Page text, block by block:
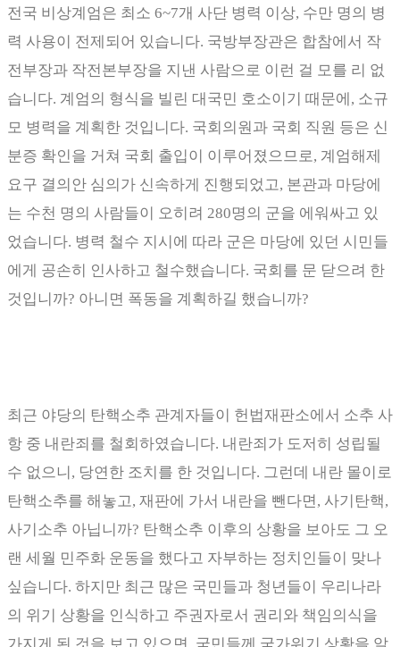
전국 비상계엄은 최소 6~7개 사단 병력 이상, 수만 명의 병
력 사용이 전제되어 있습니다. 국방부장관은 합참에서 작
전부장과 작전본부장을 지낸 사람으로 이런 걸 모를 리 없
습니다. 계엄의 형식을 빌린 대국민 호소이기 때문에 , 소규
모 병력을 계획한 것입니다. 국회의원과 국회 직원 등은 신
분증 확인을 거쳐 국회 출입이 이루어졌으므로, 계엄해제
요구 결의안 심의가 신속하게 진행되었고, 본관과 마당에
는 수천 명의 사람들이 오히려 280명의 군을 에워싸고 있
었습니다. 병력 철수 지시에 따라 군은 마당에 있던 시민들
에게 공손히 인사하고 철수했습니다. 국회를 문 닫으려 한
것입니까? 아니면 폭동을 계획하길 했습니까?
최근 야당의 탄핵소추 관계자들이 헌법재판소에서 소추 사
항 중 내란죄를 철회하였습니다. 내란죄가 도저히 성립될
수 없으니 , 당연한 조치를 한 것입니다. 그런데 내란 몰이로
탄핵소추를 해놓고, 재판에 가서 내란을 뺀다면, 사기탄핵,
사기소추 아닙니까? 탄핵소추 이후의 상황을 보아도 그 오
랜 세월 민주화 운동을 했다고 자부하는 정치인들이 맞나
싶습니다. 하지만 최근 많은 국민들과 청년들이 우리나라
의 위기 상황을 인식하고 주권자로서 권리와 책임의식을